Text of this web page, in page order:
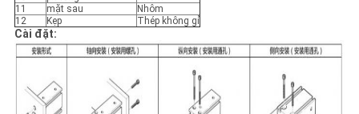
11
mặt sau
Nhôm
12
Kẹp Thép không gỉ
Cài đặt: